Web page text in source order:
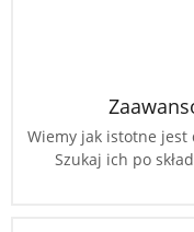
Wiemy jak istotne
Szukaj ich po